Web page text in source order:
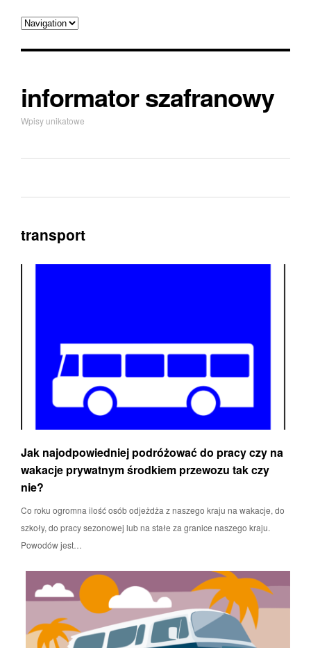
informator szafranowy
Wpisy unikatowe
transport
Jak najodpowiedniej podróżować do pracy czy na
wakacje prywatnym środkiem przewozu tak czy
nie?
Co roku ogromna ilość osób odjeżdża z naszego kraju na wakacje, do
szkoły, do pracy sezonowej lub na stałe za granice naszego kraju.
Powodów jest…